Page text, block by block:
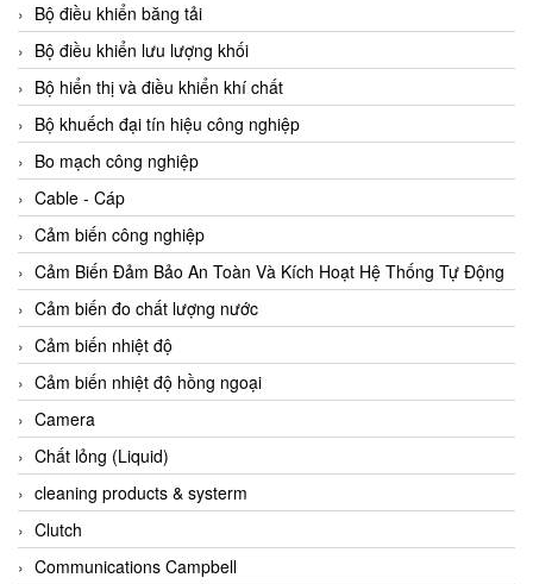
Advanced Energy Vietnam
Advantech Vietnam
Agate Vietnam
AGR International Vietnam
Aichi Tokei Denki Vietnam
Aii Vietnam
AIKOH
AINUO Vietnam
AIR MAJOR
Aira Euro Automation
Airtac Vietnam
Airtec Vietnam
AI-Tek Vietnam
Akerstroms Viet Nam
AKO Armaturen & Separationstechnik
AKO Armaturen & Separationstechnik Vietnam
Bộ điều khiển băng tải
Bộ điều khiển lưu lượng khối
Bộ hiển thị và điều khiển khí chất
Bộ khuếch đại tín hiệu công nghiệp
Bo mạch công nghiệp
Cable - Cáp
Cảm biến công nghiệp
Cảm Biến Đảm Bảo An Toàn Và Kích Hoạt Hệ Thống Tự Động
Cảm biến đo chất lượng nước
Cảm biến nhiệt độ
Cảm biến nhiệt độ hồng ngoại
Camera
Chất lỏng (Liquid)
cleaning products & systerm
Clutch
Communications Campbell